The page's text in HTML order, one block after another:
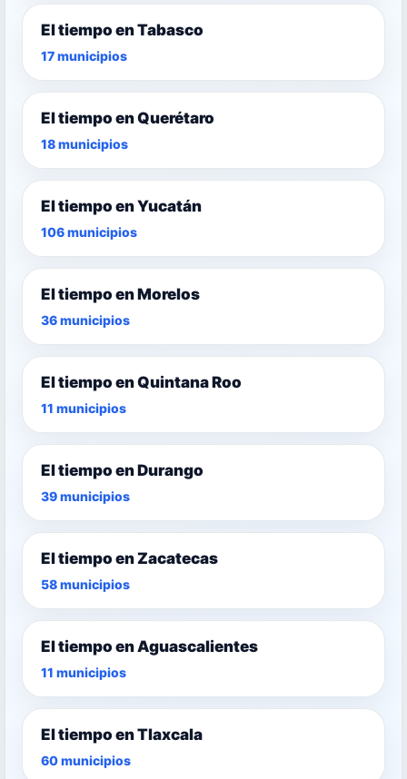
El tiempo en Tabasco
17 municipios
El tiempo en Querétaro
18 municipios
El tiempo en Yucatán
106 municipios
El tiempo en Morelos
36 municipios
El tiempo en Quintana Roo
11 municipios
El tiempo en Durango
39 municipios
El tiempo en Zacatecas
58 municipios
El tiempo en Aguascalientes
11 municipios
El tiempo en Tlaxcala
60 municipios